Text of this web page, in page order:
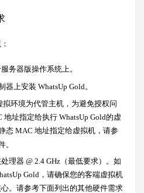
务器版操作系统上。
器上安装 WhatsUp Gold。
拟环境为代管主机，为避免授权问
地址指定给执行 WhatsUp Gold的虚
态 MAC 地址指定给虚拟机，请参
。
理器 @ 2.4 GHz （最低要求）。如
Gold ，请确保您的客端虚拟机
。请参考下面列出的其他硬件需求